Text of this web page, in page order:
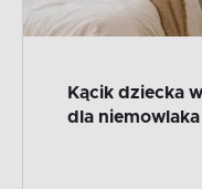
Kącik dziecka
dla